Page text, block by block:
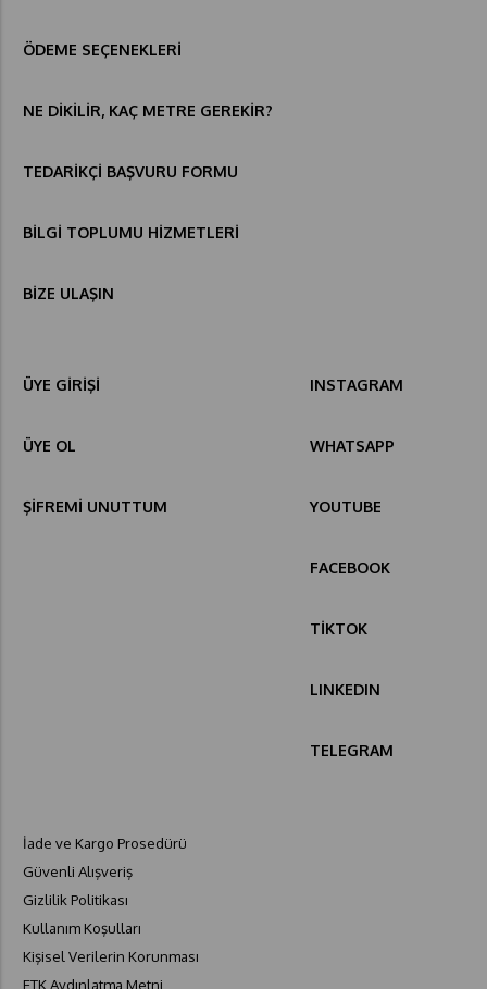
ÖDEME SEÇENEKLERİ
NE DİKİLİR, KAÇ METRE GEREKİR?
TEDARİKÇİ BAŞVURU FORMU
BİLGİ TOPLUMU HİZMETLERİ
BİZE ULAŞIN
ÜYE GİRİŞİ
ÜYE OL
ŞİFREMİ UNUTTUM
INSTAGRAM
WHATSAPP
YOUTUBE
FACEBOOK
TİKTOK
LINKEDIN
TELEGRAM
İade ve Kargo Prosedürü
Güvenli Alışveriş
Gizlilik Politikası
Kullanım Koşulları
Kişisel Verilerin Korunması
ETK Aydınlatma Metni